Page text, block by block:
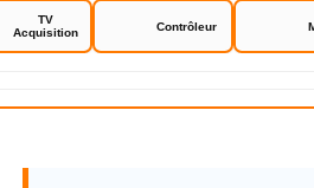
TV
Acquisition
Contrôleur
NVIDIA nForce ForceWare Driver